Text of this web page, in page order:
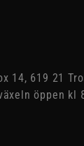
14, 619 21
öppen kl